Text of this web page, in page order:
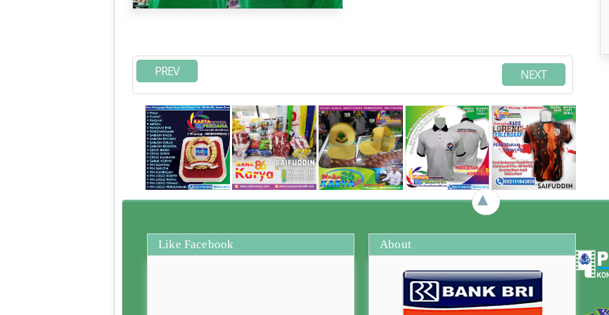
NEXT
PREV
►
Like Facebook About